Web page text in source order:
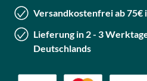
Versandkostenfrei ab 75€
Lieferung in 2 - 3
Deutschlands